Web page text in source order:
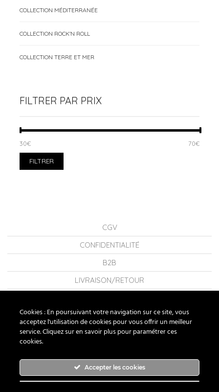
COLLECTION MÉDITERRANÉE
COLLECTION ROCK'N ROLL
COLLECTION TERRE ET MER
FILTRER PAR PRIX
PRIX
MIN
PRIX
MAX
FILTRER
30€ 70€
CGV
CONFIDENTIALITÉ
B2B
LIVRAISON/RETOUR
LA MARQUE
FAQ
RUBAN ROUGE BIJOUX ® 2026 - TOUS DROITS RÉSERVÉS
Cookies : En poursuivant votre navigation sur ce site, vous
acceptez l'utilisation de cookies pour vous offrir un meilleur
service. Cliquez sur en savoir plus pour paramétrer ces
cookies.
Accepter les cookies